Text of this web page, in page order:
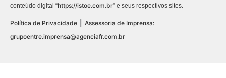
conteúdo digital “https://istoe.com.br” e seus respectivos sites.
Política de Privacidade | Assessoria de Imprensa:
grupoentre.imprensa@agenciafr.com.br